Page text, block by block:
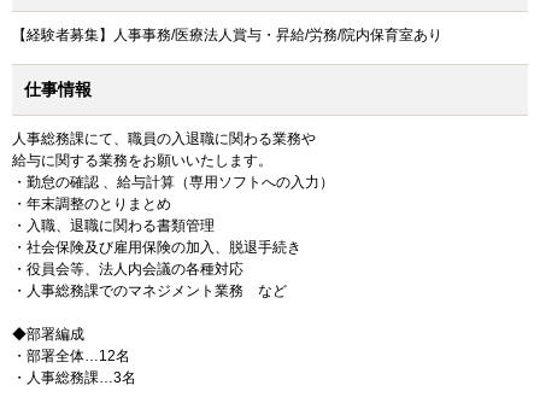
【経験者募集】人事事務/医療法人賞与・昇給/労務/院内保育室あり
仕事情報
人事総務課にて、職員の入退職に関わる業務や
給与に関する業務をお願いいたします。
・勤怠の確認 、給与計算（専用ソフトへの入力）
・年末調整のとりまとめ
・入職、退職に関わる書類管理
・社会保険及び雇用保険の加入、脱退手続き
・役員会等、法人内会議の各種対応
・人事総務課でのマネジメント業務 など
◆部署編成
・部署全体…12名
・人事総務課…3名